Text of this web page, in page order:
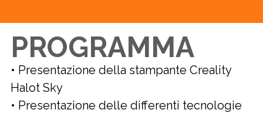
PROGRAMMA
• Presentazione della stampante Creality
Halot Sky
• Presentazione delle differenti tecnologie